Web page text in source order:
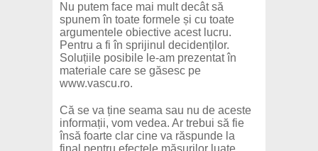
Nu putem face mai mult decât să
spunem în toate formele și cu toate
argumentele obiective acest lucru.
Pentru a fi în sprijinul decidenților.
Soluțiile posibile le-am prezentat în
materiale care se găsesc pe
www.vascu.ro.
Că se va ține seama sau nu de aceste
informații, vom vedea. Ar trebui să fie
însă foarte clar cine va răspunde la
final pentru efectele măsurilor luate.